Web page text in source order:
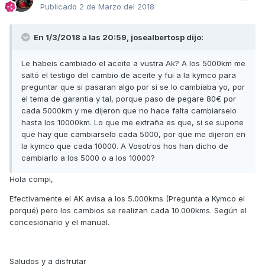
Publicado 2 de Marzo del 2018
En 1/3/2018 a las 20:59, josealbertosp dijo:
Le habeis cambiado el aceite a vustra Ak? A los 5000km me
saltó el testigo del cambio de aceite y fui a la kymco para
preguntar que si pasaran algo por si se lo cambiaba yo, por
el tema de garantia y tal, porque paso de pegare 80€ por
cada 5000km y me dijeron que no hace falta cambiarselo
hasta los 10000km. Lo que me extraña es que, si se supone
que hay que cambiarselo cada 5000, por que me dijeron en
la kymco que cada 10000. A Vosotros hos han dicho de
cambiarlo a los 5000 o a los 10000?
Hola compi,
Efectivamente el AK avisa a los 5.000kms (Pregunta a Kymco el
porqué) pero los cambios se realizan cada 10.000kms. Según el
concesionario y el manual.
Saludos y a disfrutar